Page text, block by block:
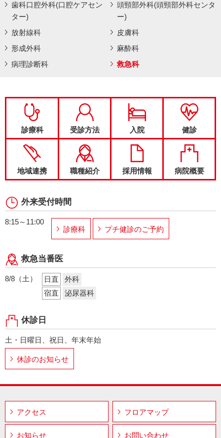
歯科口腔外科(口腔ケアセン
ター)
頭頸部外科(頭頸部外科センタ
ー)
放射線科
皮膚科
形成外科
麻酔科
病理診断科
救急科
診療科 受診方法 入院 健診
地域連携 職種紹介 採用情報 病院概要
外来受付時間
8:15～11:00
診療科
プチ健診のご予約
救急当番医
8/8（土） 日直
外科
宿直
泌尿器科
休診日
土・日曜日、祝日、年末年始
休診のお知らせ
アクセス フロアマップ
お知らせ お問い合わせ